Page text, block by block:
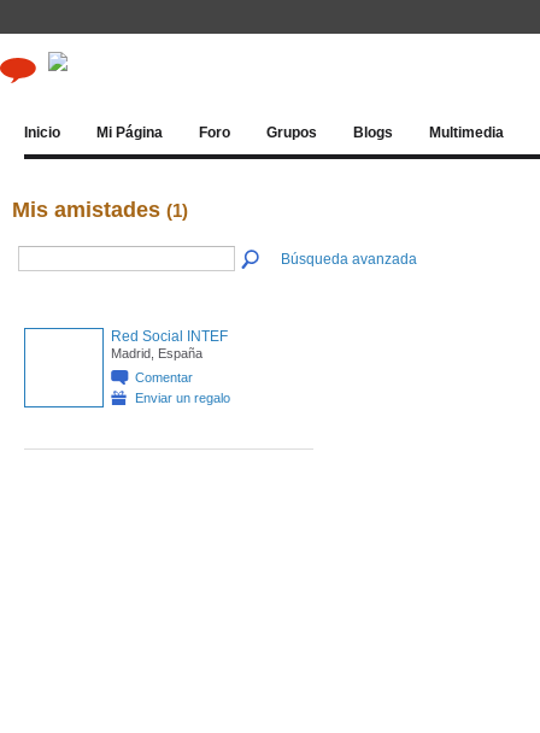
Inicio Mi Página Foro Grupos Blogs Multimedia
Mis amistades (1)
Búsqueda avanzada
Red Social INTEF
Madrid, España
Comentar
Enviar un regalo